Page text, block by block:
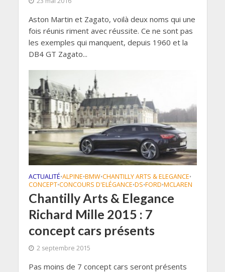
Aston Martin et Zagato, voilà deux noms qui une
fois réunis riment avec réussite. Ce ne sont pas
les exemples qui manquent, depuis 1960 et la
DB4 GT Zagato...
ACTUALITÉ•ALPINE•BMW•CHANTILLY ARTS & ELEGANCE•
CONCEPT•CONCOURS D'ELÉGANCE•DS•FORD•MCLAREN
Chantilly Arts & Elegance
Richard Mille 2015 : 7
concept cars présents
2 septembre 2015
Pas moins de 7 concept cars seront présents